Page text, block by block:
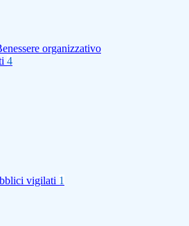
organizzativo
4
vigilati 1